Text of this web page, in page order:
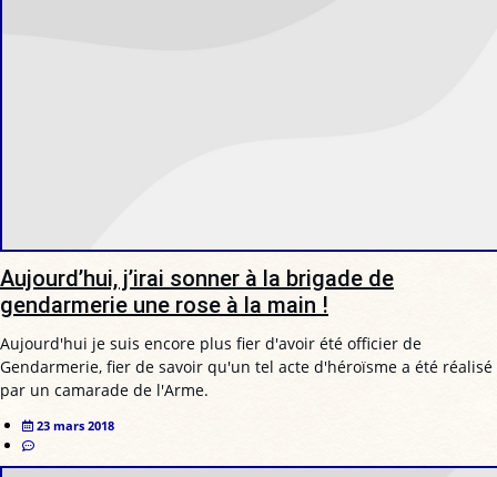
Aujourd’hui, j’irai sonner à la brigade de
gendarmerie une rose à la main !
Aujourd'hui je suis encore plus fier d'avoir été officier de
Gendarmerie, fier de savoir qu'un tel acte d'héroïsme a été réalisé
par un camarade de l'Arme.
23 mars 2018